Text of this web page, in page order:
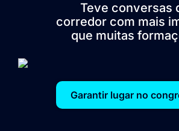
Teve conversas
corredor com mais
que muitas
Garantir lugar no